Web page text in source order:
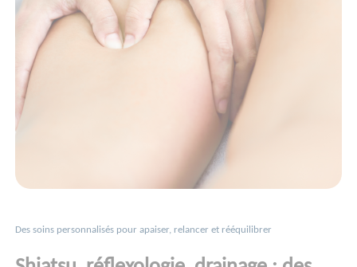
Des soins personnalisés pour apaiser, relancer et rééquilibrer